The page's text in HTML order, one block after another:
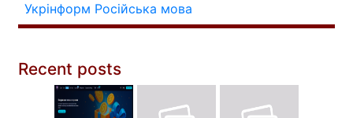
Укрінформ Російська мова
Recent posts